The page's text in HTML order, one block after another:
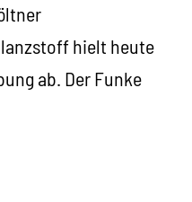
hielt heute
ab. Der Funke